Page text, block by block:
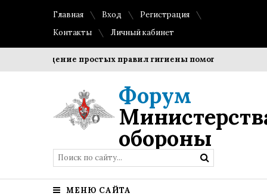
Главная Вход
Регистрация
Контакты
Личный кабинет
Соблюдение простых правил гигиены помогает
Форум
обороны
МЕНЮ САЙТА